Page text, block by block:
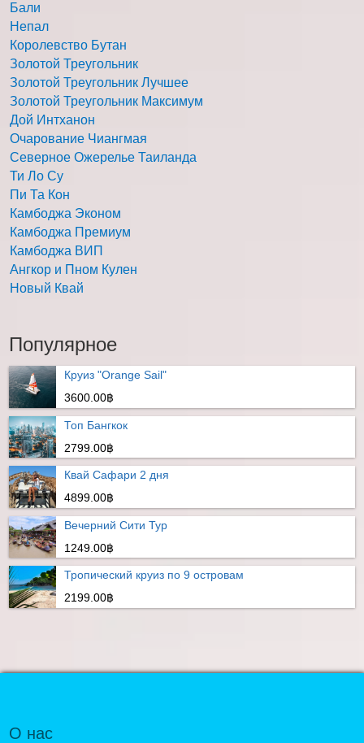
Бали
Непал
Королевство Бутан
Золотой Треугольник
Золотой Треугольник Лучшее
Золотой Треугольник Максимум
Дой Интханон
Очарование Чиангмая
Северное Ожерелье Таиланда
Ти Ло Су
Пи Та Кон
Камбоджа Эконом
Камбоджа Премиум
Камбоджа ВИП
Ангкор и Пном Кулен
Новый Квай
Популярное
Круиз "Orange Sail"
3600.00฿
Топ Бангкок
2799.00฿
Квай Сафари 2 дня
4899.00฿
Вечерний Сити Тур
1249.00฿
Тропический круиз по 9 островам
2199.00฿
О нас